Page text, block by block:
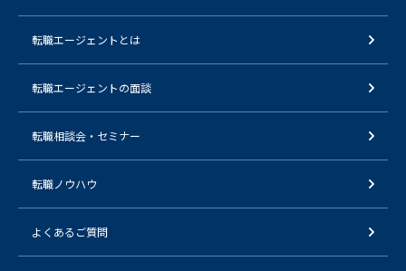
転職エージェントとは
転職エージェントの面談
転職相談会・セミナー
転職ノウハウ
よくあるご質問